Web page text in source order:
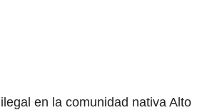
en la comunidad nativa Alto